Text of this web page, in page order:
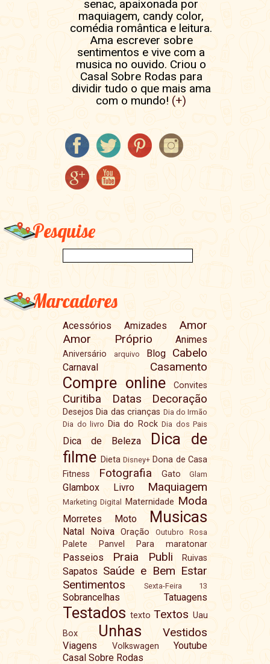
senac, apaixonada por
maquiagem, candy color,
comédia romântica e leitura.
Ama escrever sobre
sentimentos e vive com a
musica no ouvido. Criou o
Casal Sobre Rodas para
dividir tudo o que mais ama
com o mundo! (+)
Pesquise
Marcadores
Acessórios Amizades
Amor
Amor Próprio
Animes
Aniversário arquivo Blog Cabelo
Carnaval Casamento
Compre online Convites
Curitiba Datas Decoração
Desejos Dia das crianças Dia do Irmão
Dia do livro Dia do Rock Dia dos Pais
Dica de Beleza
Dica de
filme Dieta Disney+ Dona de Casa
Fitness
Fotografia Gato Glam
Glambox Livro Maquiagem
Marketing Digital Maternidade Moda
Morretes Moto Musicas
Natal Noiva Oração Outubro Rosa
Palete Panvel Para maratonar
Passeios Praia Publi Ruivas
Sapatos Saúde e Bem Estar
Sentimentos
Sexta-Feira 13
Sobrancelhas Tatuagens
Testados texto Textos Uau
Box
Unhas Vestidos
Viagens Volkswagen
Youtube
Casal Sobre Rodas